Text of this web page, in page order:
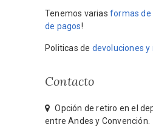
Tenemos varias formas de
de pagos!
Politicas de devoluciones y
Contacto
Opción de retiro en el
entre Andes y Convención.